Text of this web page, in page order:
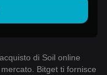
di Soil online
Bitget ti fornisce